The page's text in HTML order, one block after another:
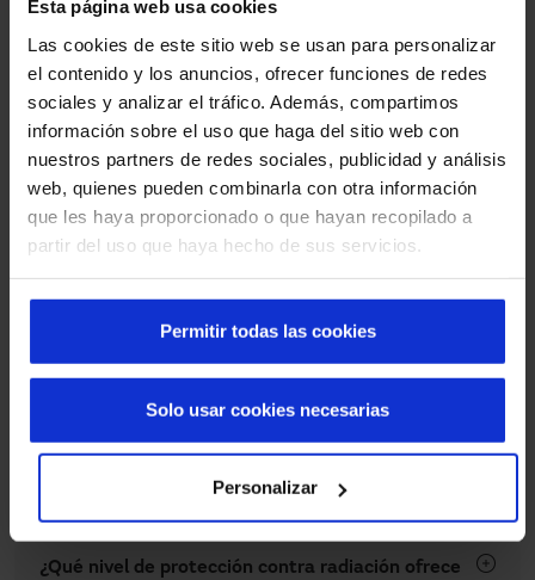
Esta página web usa cookies
Las cookies de este sitio web se usan para personalizar
el contenido y los anuncios, ofrecer funciones de redes
sociales y analizar el tráfico. Además, compartimos
información sobre el uso que haga del sitio web con
nuestros partners de redes sociales, publicidad y análisis
web, quienes pueden combinarla con otra información
que les haya proporcionado o que hayan recopilado a
partir del uso que haya hecho de sus servicios.
Permitir todas las cookies
Personalizar
Solo usar cookies necesarias
puertas herméticas cortafuego EI
emplomadas
Encuentra respuestas a las dudas más comunes sobre las
características, instalación y mantenimiento de este
¿Dónde se puede instalar una puerta hermética
clínicas radiológicas o áreas críticas donde se
requiere aislamiento frente a radiaciones ionizantes
y, al mismo tiempo, actuando como una barrera
asegurando la integridad estructural.
¿Qué nivel de protección contra radiación ofrece